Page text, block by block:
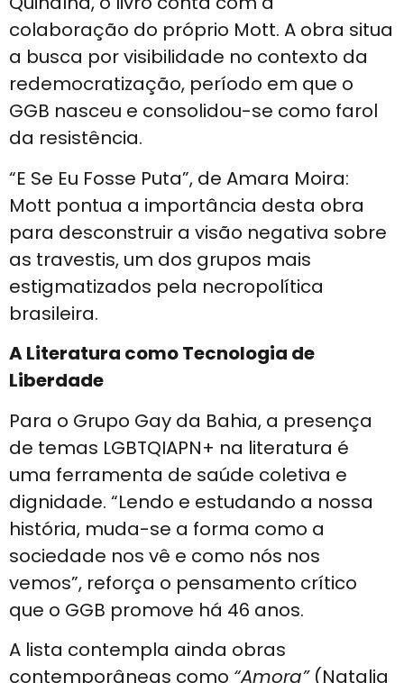
colaboração do próprio Mott. A obra situa
a busca por visibilidade no contexto da
redemocratização, período em que o
GGB nasceu e consolidou-se como farol
da resistência.
“E Se Eu Fosse Puta”, de Amara Moira:
Mott pontua a importância desta obra
para desconstruir a visão negativa sobre
as travestis, um dos grupos mais
estigmatizados pela necropolítica
brasileira.
A Literatura como Tecnologia de
Liberdade
Para o Grupo Gay da Bahia, a presença
de temas LGBTQIAPN+ na literatura é
uma ferramenta de saúde coletiva e
dignidade. “Lendo e estudando a nossa
história, muda-se a forma como a
sociedade nos vê e como nós nos
vemos”, reforça o pensamento crítico
que o GGB promove há 46 anos.
A lista contempla ainda obras
contemporâneas como “Amora”(Natalia